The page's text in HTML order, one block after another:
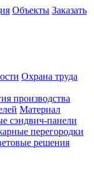
Объекты Заказать
Охрана труда
производства
Материал
сэндвич-панели
перегородки
решения